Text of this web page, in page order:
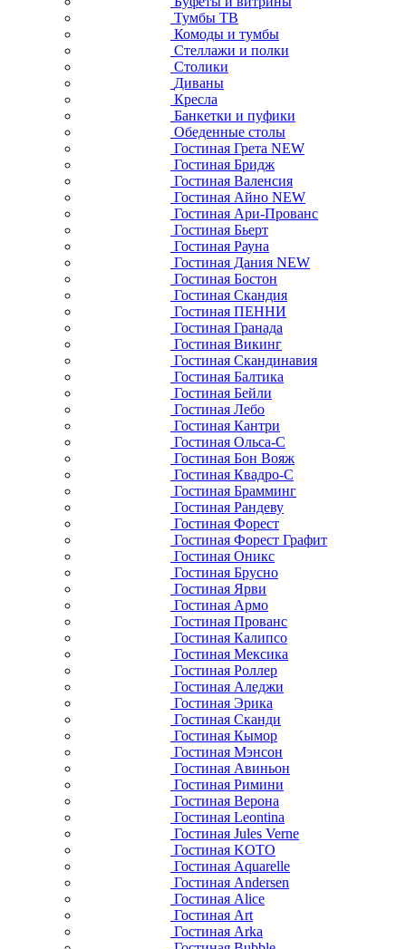
Тумбы ТВ
Комоды и тумбы
Стеллажи и полки
Столики
Диваны
Кресла
Банкетки и пуфики
Обеденные столы
Гостиная Грета NEW
Гостиная Бридж
Гостиная Валенсия
Гостиная Айно NEW
Гостиная Ари-Прованс
Гостиная Бьерт
Гостиная Рауна
Гостиная Дания NEW
Гостиная Бостон
Гостиная Скандия
Гостиная ПЕННИ
Гостиная Гранада
Гостиная Викинг
Гостиная Скандинавия
Гостиная Балтика
Гостиная Бейли
Гостиная Лебо
Гостиная Кантри
Гостиная Ольса-С
Гостиная Бон Вояж
Гостиная Квадро-С
Гостиная Брамминг
Гостиная Рандеву
Гостиная Форест
Гостиная Форест Графит
Гостиная Оникс
Гостиная Брусно
Гостиная Ярви
Гостиная Армо
Гостиная Прованс
Гостиная Калипсо
Гостиная Мексика
Гостиная Роллер
Гостиная Аледжи
Гостиная Эрика
Гостиная Сканди
Гостиная Кымор
Гостиная Мэнсон
Гостиная Авиньон
Гостиная Римини
Гостиная Верона
Гостиная Leontina
Гостиная Jules Verne
Гостиная KOTO
Гостиная Aquarelle
Гостиная Andersen
Гостиная Alice
Гостиная Art
Гостиная Arka